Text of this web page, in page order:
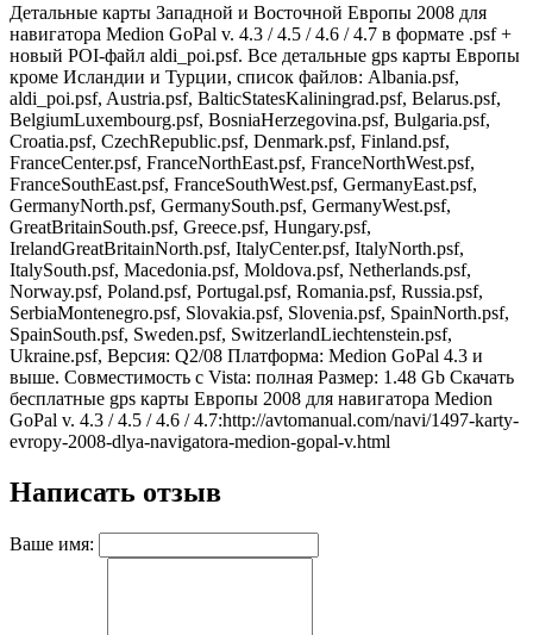
Детальные карты Западной и Восточной Европы 2008 для
навигатора Medion GoPal v. 4.3 / 4.5 / 4.6 / 4.7 в формате .psf +
новый POI-файл aldi_poi.psf. Все детальные gps карты Европы
кроме Исландии и Турции, список файлов: Albania.psf,
aldi_poi.psf, Austria.psf, BalticStatesKaliningrad.psf, Belarus.psf,
BelgiumLuxembourg.psf, BosniaHerzegovina.psf, Bulgaria.psf,
Croatia.psf, CzechRepublic.psf, Denmark.psf, Finland.psf,
FranceCenter.psf, FranceNorthEast.psf, FranceNorthWest.psf,
FranceSouthEast.psf, FranceSouthWest.psf, GermanyEast.psf,
GermanyNorth.psf, GermanySouth.psf, GermanyWest.psf,
GreatBritainSouth.psf, Greece.psf, Hungary.psf,
IrelandGreatBritainNorth.psf, ItalyCenter.psf, ItalyNorth.psf,
ItalySouth.psf, Macedonia.psf, Moldova.psf, Netherlands.psf,
Norway.psf, Poland.psf, Portugal.psf, Romania.psf, Russia.psf,
SerbiaMontenegro.psf, Slovakia.psf, Slovenia.psf, SpainNorth.psf,
SpainSouth.psf, Sweden.psf, SwitzerlandLiechtenstein.psf,
Ukraine.psf, Версия: Q2/08 Платформа: Medion GoPal 4.3 и
выше. Совместимость с Vista: полная Размер: 1.48 Gb Скачать
бесплатные gps карты Европы 2008 для навигатора Medion
GoPal v. 4.3 / 4.5 / 4.6 / 4.7:http://avtomanual.com/navi/1497-karty-
evropy-2008-dlya-navigatora-medion-gopal-v.html
Написать отзыв
Ваше имя: